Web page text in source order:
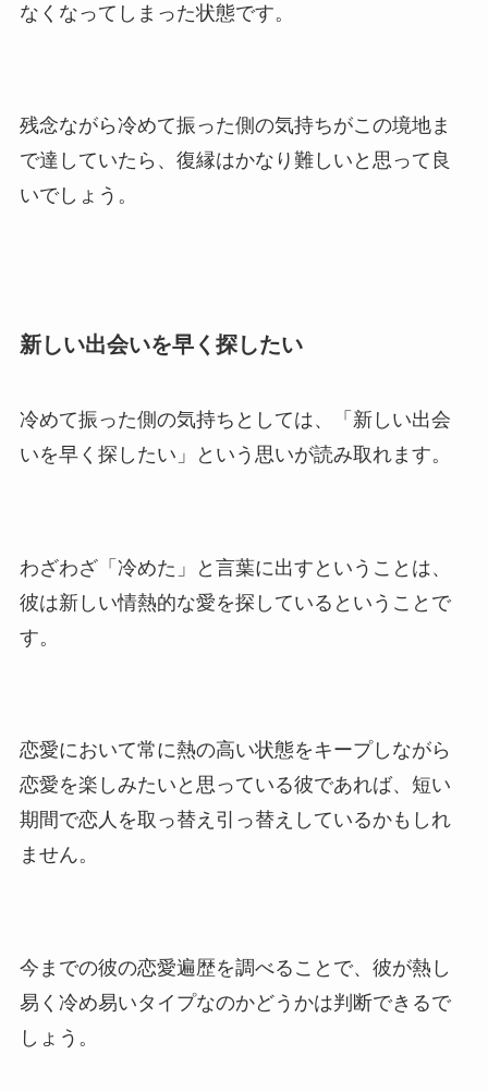
なくなってしまった状態です。
残念ながら冷めて振った側の気持ちがこの境地ま
で達していたら、復縁はかなり難しいと思って良
いでしょう。
新しい出会いを早く探したい
冷めて振った側の気持ちとしては、「新しい出会
いを早く探したい」という思いが読み取れます。
わざわざ「冷めた」と言葉に出すということは、
彼は新しい情熱的な愛を探しているということで
す。
恋愛において常に熱の高い状態をキープしながら
恋愛を楽しみたいと思っている彼であれば、短い
期間で恋人を取っ替え引っ替えしているかもしれ
ません。
今までの彼の恋愛遍歴を調べることで、彼が熱し
易く冷め易いタイプなのかどうかは判断できるで
しょう。